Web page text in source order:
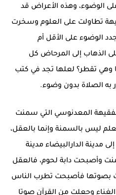
الوضوء، وهذه الأعراض قد
تطاولت على العلوم وسخرت
الوضوء على الأقل أم
الذهاب إلى المرحاض كل
وهي تقطر؟ لعلها تجد في كتب
به الصلاة بدون وضوء.
المعدنوسي التي سمنت
ليس بالسمنة وإنما بالعقل،
مدينة الدارالبيضاء مدينة
وأصبحت دابة لحوم، فالعقل
بصوتها فأصبحت تطرب الناس
وحعلت من القرآن صوتا